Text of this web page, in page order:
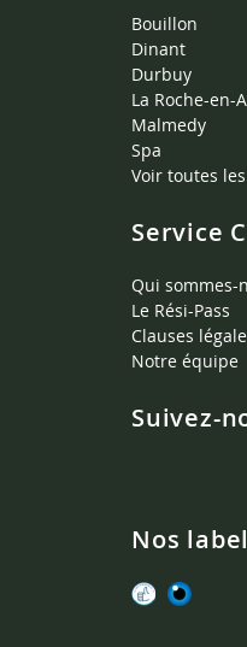
Bouillon
Dinant
Durbuy
La Roche-en-
Malmedy
Spa
Voir toutes
Service
Qui sommes-
Le Rési-Pass
Clauses
Notre équipe
Suivez-
Nos